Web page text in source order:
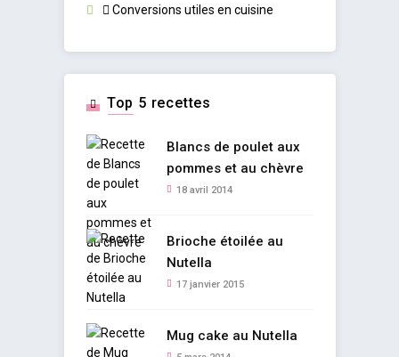
Conversions utiles en cuisine
Top 5 recettes
Blancs de poulet aux
pommes et au chèvre
18 avril 2014
Brioche étoilée au
Nutella
17 janvier 2015
Mug cake au Nutella